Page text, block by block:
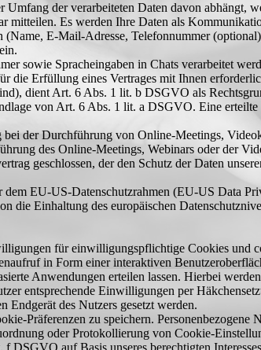
der verarbeiteten Daten davon abhängt,
Es werden Ihre Daten als
(Name, E-Mail-Adresse, Telefonnummer
sowie Spracheingaben in Chats verarbeitet
die Erfüllung eines Vertrages mit Ihnen
dient Art. 6 Abs. 1 lit. b DSGVO als
von Art. 6 Abs. 1 lit. a DSGVO. Eine
der Durchführung von Online-Meetings,
des Online-Meetings, Webinars oder der
geschlossen, der den Schutz der Daten
EU-US-Datenschutzrahmen (EU-US Data
die Einhaltung des europäischen
für einwilligungspflichtige Cookies und
in Form einer interaktiven
Anwendungen erteilen lassen. Hierbei
entsprechende Einwilligungen per
des Nutzers gesetzt werden.
Präferenzen zu speichern. Personenbezogene
oder Protokollierung von Cookie-
DSGVO auf Basis unseres berechtigten